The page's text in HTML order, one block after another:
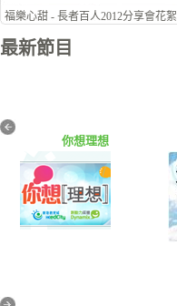
福樂心甜 - 長者百人2012分享會花絮
最新節目
你想理想